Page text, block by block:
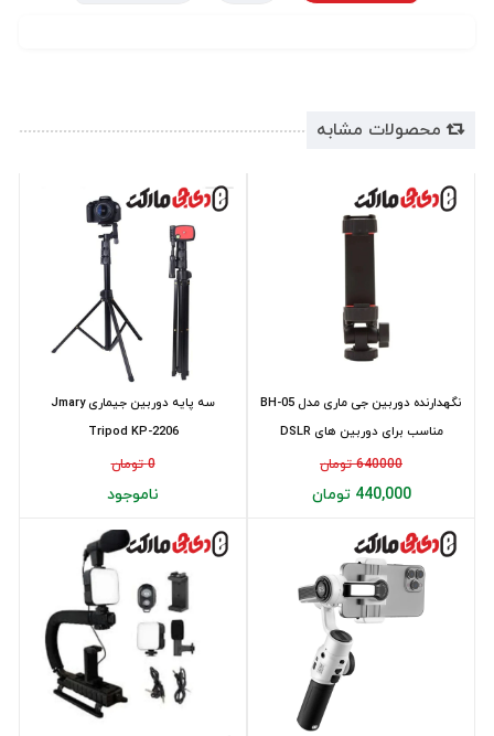
محصولات مشابه
سه پایه دوربین جیماری Jmary
Tripod KP-2206
0 تومان
ناموجود
نگهدارنده دوربین جی ماری مدل BH-05
مناسب برای دوربین های DSLR
640000 تومان
440,000 تومان